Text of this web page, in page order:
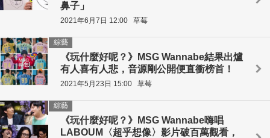
鼻子」
2021年6月7日 12:00 草莓
《玩什麼好呢？》MSG Wannabe結果出爐
有人喜有人悲，音源剛公開便直衝榜首！
綜藝
2021年5月23日 15:00 草莓
《玩什麼好呢？》MSG Wannabe嗨唱
LABOUM〈超乎想像〉影片破百萬觀看，
綜藝